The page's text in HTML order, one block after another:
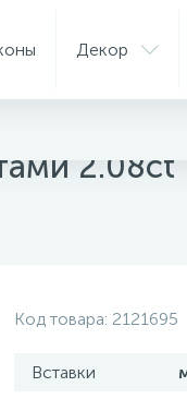
Декор
2.08ct
Код товара: 2121695
Вставки